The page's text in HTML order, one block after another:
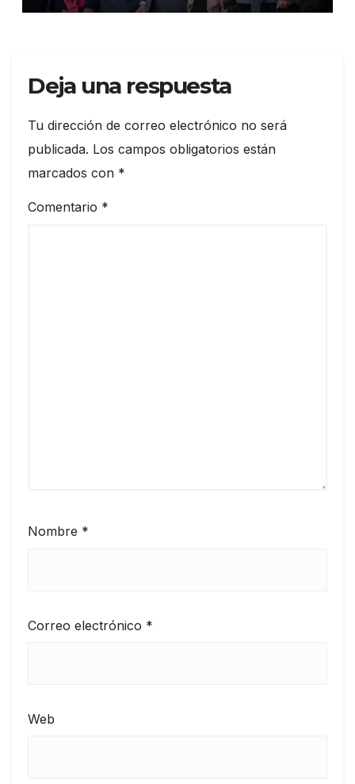
Deja una respuesta
Tu dirección de correo electrónico no será
publicada. Los campos obligatorios están
marcados con *
Comentario *
Nombre *
Correo electrónico *
Web